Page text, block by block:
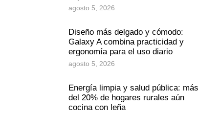
agosto 5, 2026
Diseño más delgado y cómodo:
Galaxy A combina practicidad y
ergonomía para el uso diario
agosto 5, 2026
Energía limpia y salud pública: más
del 20% de hogares rurales aún
cocina con leña